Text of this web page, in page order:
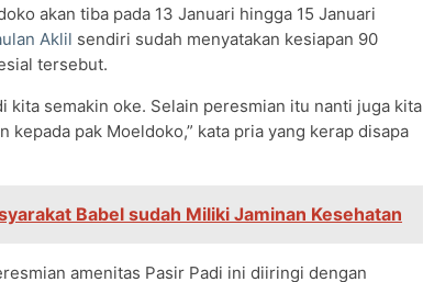
akan tiba pada 13 Januari hingga 15 Januari
Aklil sendiri sudah menyatakan kesiapan 90
tersebut.
kita semakin oke. Selain peresmian itu nanti juga kita
kepada pak Moeldoko,” kata pria yang kerap disapa
Babel sudah Miliki Jaminan Kesehatan
amenitas Pasir Padi ini diiringi dengan